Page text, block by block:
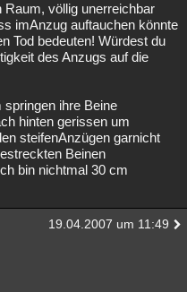
Raum, völlig unerreichbar
imAnzug auftauchen könnte
Tod bedeuten! Würdest du
des Anzugs auf die
springen ihre Beine
hinten gerissen um
steifenAnzügen garnicht
Beinen
bin nichtmal 30 cm
19.04.2007 um 11:49